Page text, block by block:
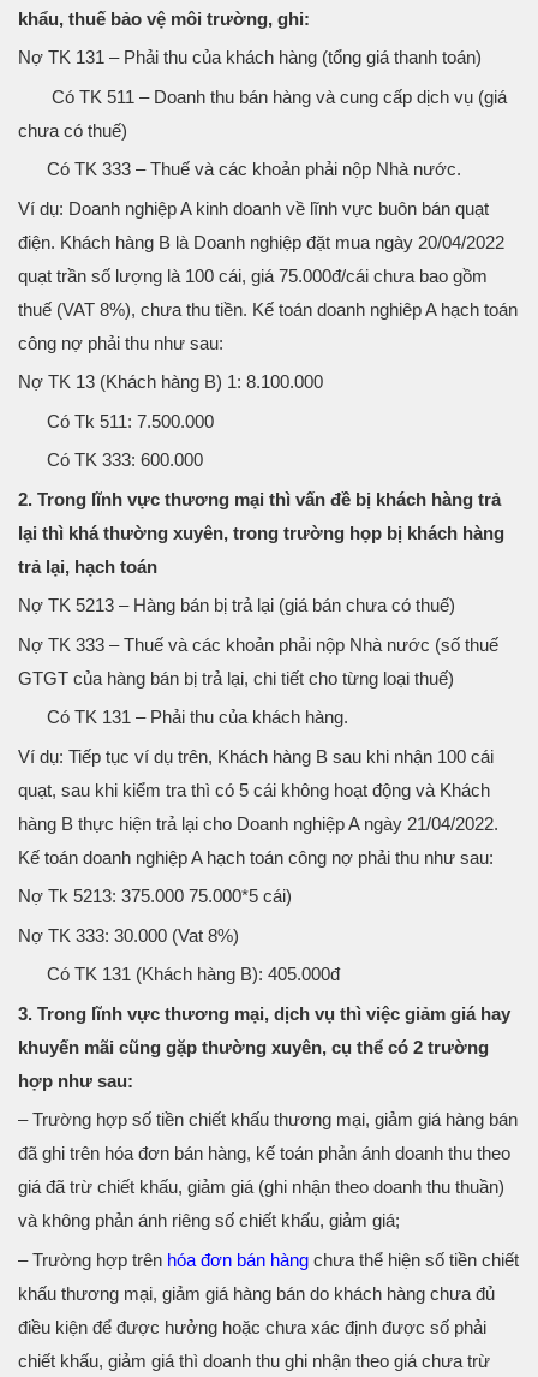
khẩu, thuế bảo vệ môi trường, ghi:
Nợ TK 131 – Phải thu của khách hàng (tổng giá thanh toán)
Có TK 511 – Doanh thu bán hàng và cung cấp dịch vụ (giá
chưa có thuế)
Có TK 333 – Thuế và các khoản phải nộp Nhà nước.
Ví dụ: Doanh nghiệp A kinh doanh về lĩnh vực buôn bán quạt
điện. Khách hàng B là Doanh nghiệp đặt mua ngày 20/04/2022
quạt trần số lượng là 100 cái, giá 75.000đ/cái chưa bao gồm
thuế (VAT 8%), chưa thu tiền. Kế toán doanh nghiêp A hạch toán
công nợ phải thu như sau:
Nợ TK 13 (Khách hàng B) 1: 8.100.000
Có Tk 511: 7.500.000
Có TK 333: 600.000
2. Trong lĩnh vực thương mại thì vấn đề bị khách hàng trả
lại thì khá thường xuyên, trong trường họp bị khách hàng
trả lại, hạch toán
Nợ TK 5213 – Hàng bán bị trả lại (giá bán chưa có thuế)
Nợ TK 333 – Thuế và các khoản phải nộp Nhà nước (số thuế
GTGT của hàng bán bị trả lại, chi tiết cho từng loại thuế)
Có TK 131 – Phải thu của khách hàng.
Ví dụ: Tiếp tục ví dụ trên, Khách hàng B sau khi nhận 100 cái
quạt, sau khi kiểm tra thì có 5 cái không hoạt động và Khách
hàng B thực hiện trả lại cho Doanh nghiệp A ngày 21/04/2022.
Kế toán doanh nghiệp A hạch toán công nợ phải thu như sau:
Nợ Tk 5213: 375.000 75.000*5 cái)
Nợ TK 333: 30.000 (Vat 8%)
Có TK 131 (Khách hàng B): 405.000đ
3. Trong lĩnh vực thương mại, dịch vụ thì việc giảm giá hay
khuyến mãi cũng gặp thường xuyên, cụ thể có 2 trường
hợp như sau:
– Trường hợp số tiền chiết khấu thương mại, giảm giá hàng bán
đã ghi trên hóa đơn bán hàng, kế toán phản ánh doanh thu theo
giá đã trừ chiết khấu, giảm giá (ghi nhận theo doanh thu thuần)
và không phản ánh riêng số chiết khấu, giảm giá;
– Trường hợp trên hóa đơn bán hàng chưa thể hiện số tiền chiết
khấu thương mại, giảm giá hàng bán do khách hàng chưa đủ
điều kiện để được hưởng hoặc chưa xác định được số phải
chiết khấu, giảm giá thì doanh thu ghi nhận theo giá chưa trừ